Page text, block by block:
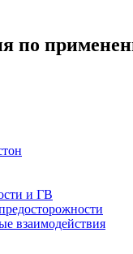
по
и ГВ
взаимодействия